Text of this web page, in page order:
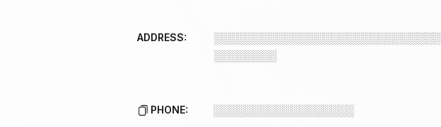
ADDRESS:
░░░░░░░░░░░░░░░░░░░░░░░░░░░░░
░░░░░░░░
PHONE: ░░░░░░░░░░░░░░░░░░